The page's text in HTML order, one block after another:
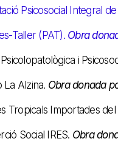
Psicosocial Integral
Taller (PAT). Obra
i
La Alzina. Obra donada
Tropicals Importades
Social IRES. Obra